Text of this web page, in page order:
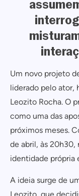
Um novo projeto
liderado pelo ator,
Leozito Rocha. O
como uma das
próximos meses.
de abril, às 20h30,
identidade própria
A ideia surge de